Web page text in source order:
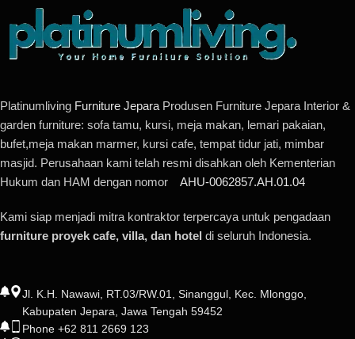
Platinumliving Furniture Jepara Produsen Furniture Jepara Interior &
garden furniture: sofa tamu, kursi, meja makan, lemari pakaian,
bufet,meja makan marmer, kursi cafe, tempat tidur jati, mimbar
masjid. Perusahaan kami telah resmi disahkan oleh Kementerian
Hukum dan HAM dengan nomor AHU-0062857.AH.01.04
Kami siap menjadi mitra kontraktor terpercaya untuk pengadaan
furniture proyek cafe, villa, dan hotel di seluruh Indonesia.
Jl. K.H. Nawawi, RT.03/RW.01, Sinanggul, Kec. Mlonggo,
Kabupaten Jepara, Jawa Tengah 59452
Phone +62 811 2669 123